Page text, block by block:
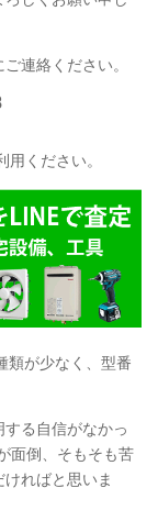
連絡ください。
ください。
類が少なく、型番
る自信がなかっ
面倒、そもそも苦
ればと思いま